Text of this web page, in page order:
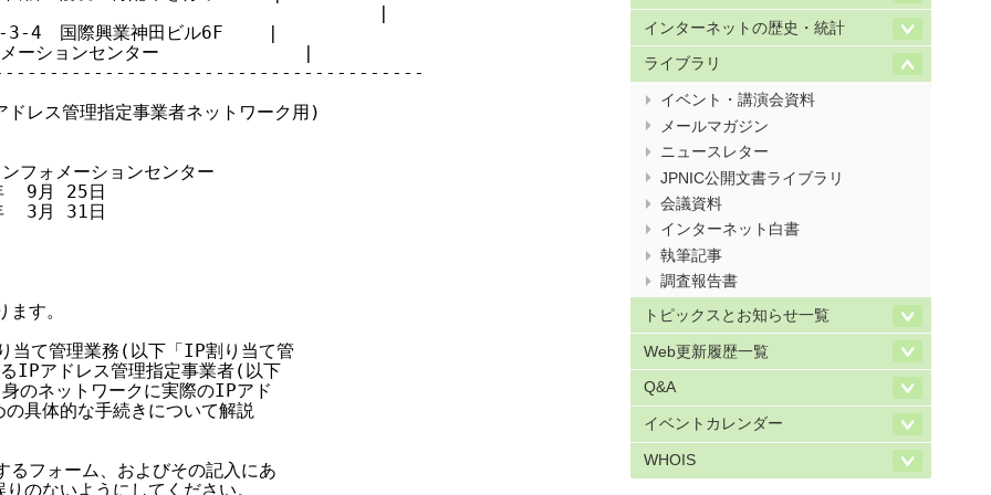
インターネットの歴史・統計
ライブラリ
イベント・講演会資料
メールマガジン
ニュースレター
JPNIC公開文書ライブラリ
会議資料
インターネット白書
執筆記事
調査報告書
トピックスとお知らせ一覧
Web更新履歴一覧
Q&A
イベントカレンダー
WHOIS